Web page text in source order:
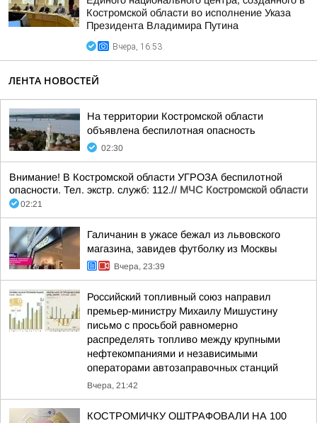
Костромской области во исполнение Указа
Президента Владимира Путина
Вчера, 16:53
ЛЕНТА НОВОСТЕЙ
На территории Костромской области
объявлена беспилотная опасность
02:30
Внимание! В Костромской области УГРОЗА беспилотной
опасности. Тел. экстр. служб: 112.// МЧС Костромской области
02:21
Галичанин в ужасе бежал из львовского
магазина, завидев футболку из Москвы
Вчера, 23:39
Российский топливный союз направил
премьер-министру Михаилу Мишустину
письмо с просьбой равномерно
распределять топливо между крупными
нефтекомпаниями и независимыми
операторами автозаправочных станций
Вчера, 21:42
КОСТРОМИЧКУ ОШТРАФОВАЛИ НА 100